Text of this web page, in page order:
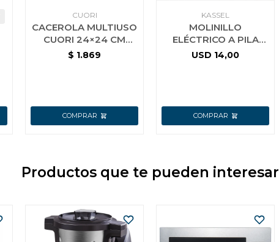
CUORI
CACEROLA MULTIUSO
CUORI 24×24 CM
MULTICHEF
$ 1.869
KASSEL
MOLINILLO
ELÉCTRICO A PILA
PARA SAL O PIMIENTA
USD 14,00
Productos que te pueden interesar